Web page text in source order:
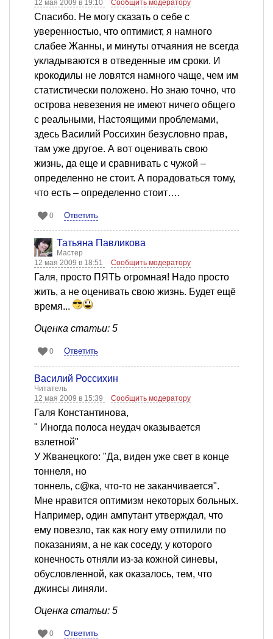
12 мая 2009 в 19:10 Сообщить модератору
Спасибо. Не могу сказать о себе с
уверенностью, что оптимист, я намного
слабее Жанны, и минуты отчаяния не всегда
укладываются в отведенные им сроки. И
крокодилы не ловятся намного чаще, чем им
статистически положено. Но знаю точно, что
острова невезения не имеют ничего общего
с реальными, Настоящими проблемами,
здесь Василий Россихин безусловно прав,
там уже другое. А вот оценивать свою
жизнь, да еще и сравнивать с чужой –
определенно не стоит. А порадоваться тому,
что есть – определенно стоит….
0 Ответить
Татьяна Павликова
Мастер
12 мая 2009 в 18:51
Сообщить модератору
Галя, просто ПЯТЬ огромная! Надо просто
жить, а не оценивать свою жизнь. Будет ещё
время...
Оценка статьи: 5
0 Ответить
Василий Россихин
Читатель
12 мая 2009 в 15:39
Сообщить модератору
Галя Константинова,
" Иногда полоса неудач оказывается
взлетной"
У Жванецкого: "Да, виден уже свет в конце
тоннеля, но
тоннель, с@ка, что-то не заканчивается".
Мне нравится оптимизм некоторых больных.
Например, один ампутант утверждал, что
ему повезло, так как ногу ему отпилили по
показаниям, а не как соседу, у которого
конечность отняли из-за кожной синевы,
обусловленной, как оказалось, тем, что
джинсы линяли.
Оценка статьи: 5
0 Ответить